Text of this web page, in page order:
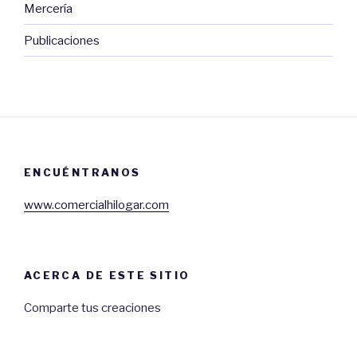
Mercería
Publicaciones
ENCUÉNTRANOS
www.comercialhilogar.com
ACERCA DE ESTE SITIO
Comparte tus creaciones